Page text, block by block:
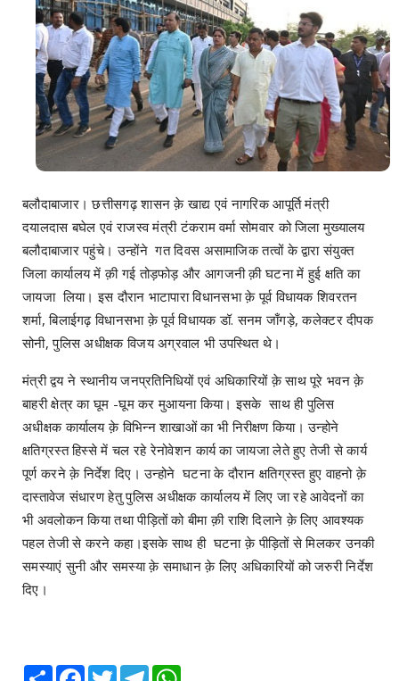
बलौदाबाजार। छत्तीसगढ़ शासन क़े खाद्य एवं नागरिक आपूर्ति मंत्री
दयालदास बघेल एवं राजस्व मंत्री टंकराम वर्मा सोमवार को जिला मुख्यालय
बलौदाबाजार पहुंचे। उन्होंने गत दिवस असामाजिक तत्वों के द्वारा संयुक्त
जिला कार्यालय में क़ी गई तोड़फोड़ और आगजनी क़ी घटना में हुई क्षति का
जायजा लिया। इस दौरान भाटापारा विधानसभा क़े पूर्व विधायक शिवरतन
शर्मा, बिलाईगढ़ विधानसभा क़े पूर्व विधायक डॉ. सनम जाँगड़े, कलेक्टर दीपक
सोनी, पुलिस अधीक्षक विजय अग्रवाल भी उपस्थित थे।
मंत्री द्वय ने स्थानीय जनप्रतिनिधियों एवं अधिकारियों क़े साथ पूरे भवन क़े
बाहरी क्षेत्र का घूम -घूम कर मुआयना किया। इसके साथ ही पुलिस
अधीक्षक कार्यालय क़े विभिन्न शाखाओं का भी निरीक्षण किया। उन्होने
क्षतिग्रस्त हिस्से में चल रहे रेनोवेशन कार्य का जायजा लेते हुए तेजी से कार्य
पूर्ण करने क़े निर्देश दिए। उन्होने घटना के दौरान क्षतिग्रस्त हुए वाहनो क़े
दास्तावेज संधारण हेतु पुलिस अधीक्षक कार्यालय में लिए जा रहे आवेदनों का
भी अवलोकन किया तथा पीड़ितों को बीमा क़ी राशि दिलाने क़े लिए आवश्यक
पहल तेजी से करने कहा।इसके साथ ही घटना क़े पीड़ितों से मिलकर उनकी
समस्याएं सुनी और समस्या क़े समाधान क़े लिए अधिकारियों को जरुरी निर्देश
दिए।
Share Facebook
TwitterTelegram